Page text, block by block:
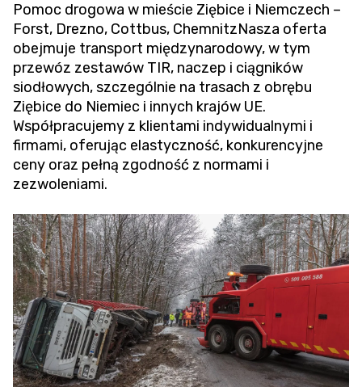
Pomoc drogowa w mieście Ziębice i Niemczech –
Forst, Drezno, Cottbus, ChemnitzNasza oferta
obejmuje transport międzynarodowy, w tym
przewóz zestawów TIR, naczep i ciągników
siodłowych, szczególnie na trasach z obrębu
Ziębice do Niemiec i innych krajów UE.
Współpracujemy z klientami indywidualnymi i
firmami, oferując elastyczność, konkurencyjne
ceny oraz pełną zgodność z normami i
zezwoleniami.